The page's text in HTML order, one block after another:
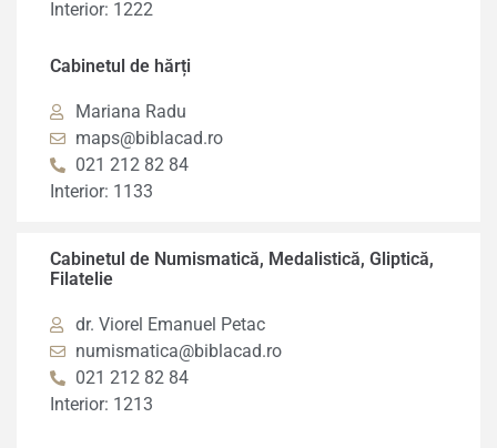
Interior: 1222
Cabinetul de hărți
Mariana Radu
maps@biblacad.ro
021 212 82 84
Interior: 1133
Cabinetul de Numismatică, Medalistică, Gliptică,
Filatelie
dr. Viorel Emanuel Petac
numismatica@biblacad.ro
021 212 82 84
Interior: 1213